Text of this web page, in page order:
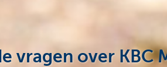
vragen over KBC